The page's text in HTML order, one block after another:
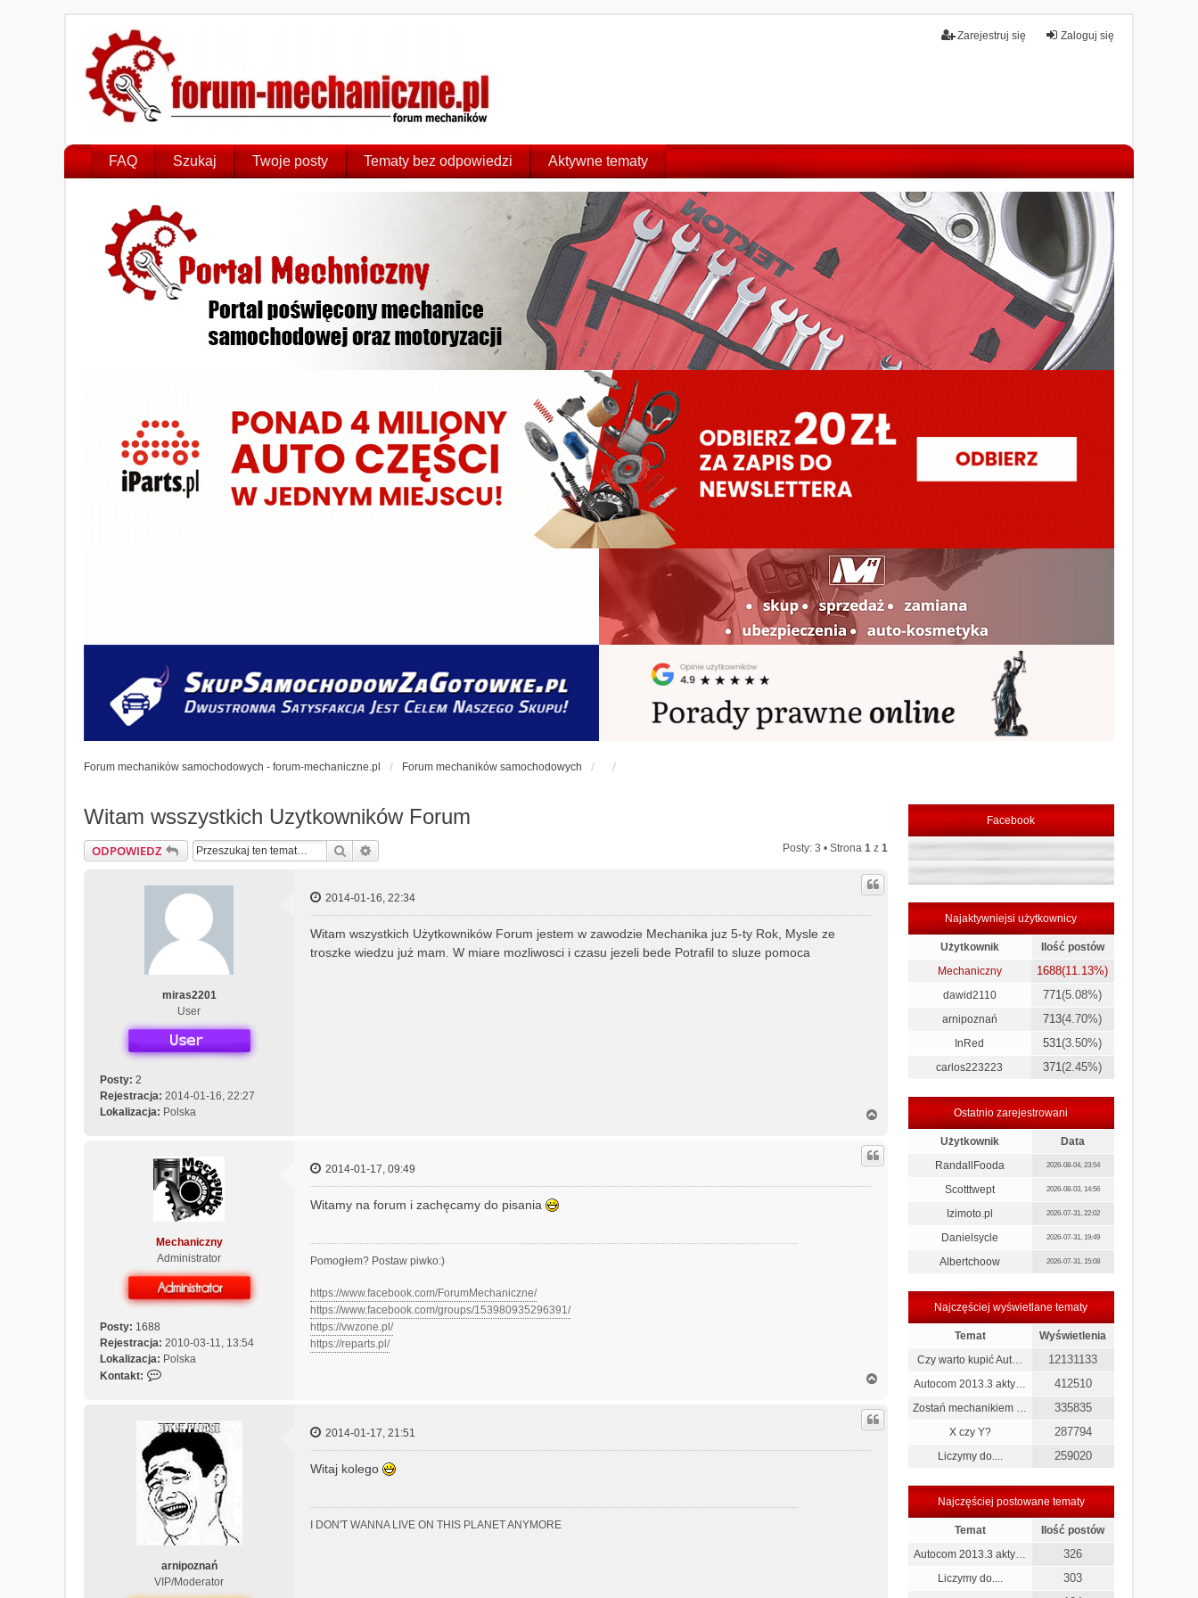
Zaloguj się
Zarejestruj się
FAQ Szukaj Twoje posty Tematy bez odpowiedzi Aktywne tematy
Forum mechaników samochodowych - forum-mechaniczne.pl Forum mechaników samochodowych
Witam wsszystkich Uzytkowników Forum
ODPOWIEDZ Szukaj Posty: 3 • Strona 1z 1
miras2201
User
Posty: 2
Rejestracja: 2014-01-16, 22:27
Lokalizacja: Polska
2014-01-16, 22:34
Witam wszystkich Użytkowników Forum jestem w zawodzie Mechanika juz 5-ty Rok, Mysle ze
troszke wiedzu już mam. W miare mozliwosci i czasu jezeli bede Potrafil to sluze pomoca
g
r
Mechaniczny
Administrator
Posty: 1688
Rejestracja: 2010-03-11, 13:54
Lokalizacja: Polska
Kontakt:
n
a
k
t
u
j
s
ę
z
2014-01-17, 09:49
Witamy na forum i zachęcamy do pisania
Pomogłem? Postaw piwko:)
https://www.facebook.com/ForumMechaniczne/
https://www.facebook.com/groups/153980935296391/
https://vwzone.pl/
https://reparts.pl/
g
r
arnipoznań
VIP/Moderator
2014-01-17, 21:51
Witaj kolego
I DON'T WANNA LIVE ON THIS PLANET ANYMORE
Facebook
Najaktywniejsi użytkownicy
Użytkownik
Ilość postów
Mechaniczny
1688(11.13%)
dawid2110 771(5.08%)
arnipoznań 713(4.70%)
InRed 531(3.50%)
carlos223223 371(2.45%)
Ostatnio zarejestrowani
Użytkownik
Data
RandallFooda
2026-08-04, 23:54
Scotttwept 2026-08-03, 14:56
Izimoto.pl 2026-07-31, 22:02
Danielsycle 2026-07-31, 19:49
Albertchoow 2026-07-31, 15:08
Najczęściej wyświetlane tematy
Temat
Wyświetlenia
Czy warto kupić Aut…
12131133
Autocom 2013.3 akty… 412510
Zostań mechanikiem … 335835
X czy Y? 287794
Liczymy do.... 259020
Najczęściej postowane tematy
Temat
Ilość postów
Autocom 2013.3 akty…
326
Liczymy do.... 303